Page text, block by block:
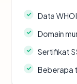
Data
Domain
Sertifikat
Beberapa